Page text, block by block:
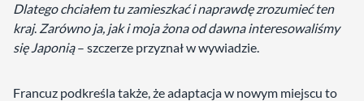
Dlatego chciałem tu zamieszkać i naprawdę zrozumieć ten
kraj. Zarówno ja, jak i moja żona od dawna interesowaliśmy
się Japonią– szczerze przyznał w wywiadzie.
Francuz podkreśla także, że adaptacja w nowym miejscu to